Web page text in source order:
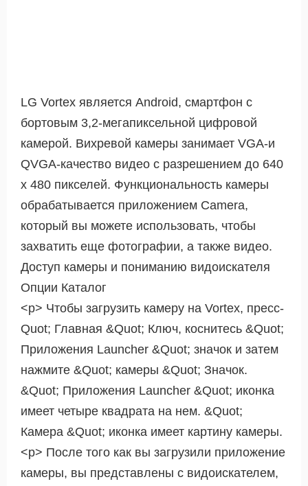
LG Vortex является Android, смартфон с
бортовым 3,2-мегапиксельной цифровой
камерой. Вихревой камеры занимает VGA-и
QVGA-качество видео с разрешением до 640
х 480 пикселей. Функциональность камеры
обрабатывается приложением Camera,
который вы можете использовать, чтобы
захватить еще фотографии, а также видео.
Доступ камеры и пониманию видоискателя
Опции Каталог
<р> Чтобы загрузить камеру на Vortex, пресс-
Quot; Главная &Quot; Ключ, коснитесь &Quot;
Приложения Launcher &Quot; значок и затем
нажмите &Quot; камеры &Quot; Значок.
&Quot; Приложения Launcher &Quot; иконка
имеет четыре квадрата на нем. &Quot;
Камера &Quot; иконка имеет картину камеры.
<р> После того как вы загрузили приложение
камеры, вы представлены с видоискателем,